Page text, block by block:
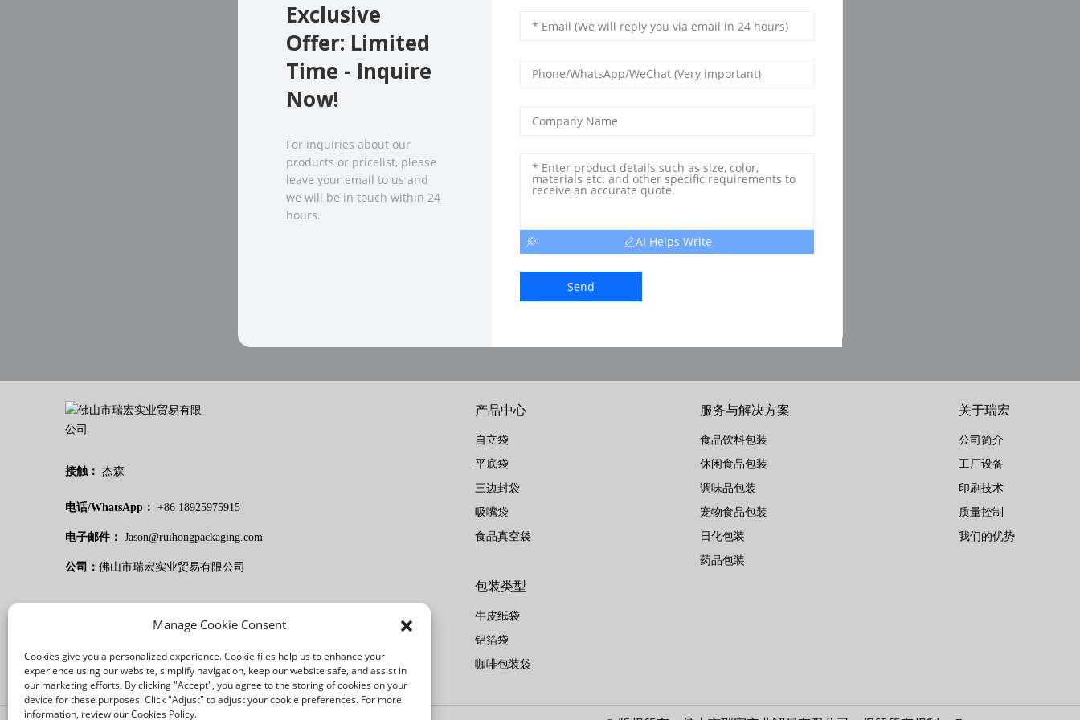
Exclusive
Offer: Limited
Time - Inquire
Now!
For inquiries about our
products or pricelist, please
leave your email to us and
we will be in touch within 24
hours.
AI Helps Write
Send
接触： 杰森
电话/WhatsApp： +86 18925975915
电子邮件： Jason@ruihongpackaging.com
公司： 佛山市瑞宏实业贸易有限公司
产品中心
自立袋
平底袋
三边封袋
吸嘴袋
食品真空袋
包装类型
牛皮纸袋
铝箔袋
咖啡包装袋
服务与解决方案
食品饮料包装
休闲食品包装
调味品包装
宠物食品包装
日化包装
药品包装
关于瑞宏
公司简介
工厂设备
印刷技术
质量控制
我们的优势
Manage Cookie Consent
Cookies give you a personalized experience. Cookie files help us to enhance your
experience using our website, simplify navigation, keep our website safe, and assist in
our marketing efforts. By clicking "Accept", you agree to the storing of cookies on your
device for these purposes. Click "Adjust" to adjust your cookie preferences. For more
information, review our Cookies Policy.